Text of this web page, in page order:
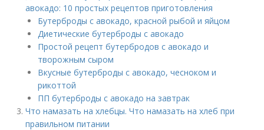
авокадо: 10 простых рецептов приготовления
Бутерброды с авокадо, красной рыбой и яйцом
Диетические бутерброды с авокадо
Простой рецепт бутербродов с авокадо и
творожным сыром
Вкусные бутерброды с авокадо, чесноком и
рикоттой
ПП бутерброды с авокадо на завтрак
Что намазать на хлебцы. Что намазать на хлеб при
правильном питании